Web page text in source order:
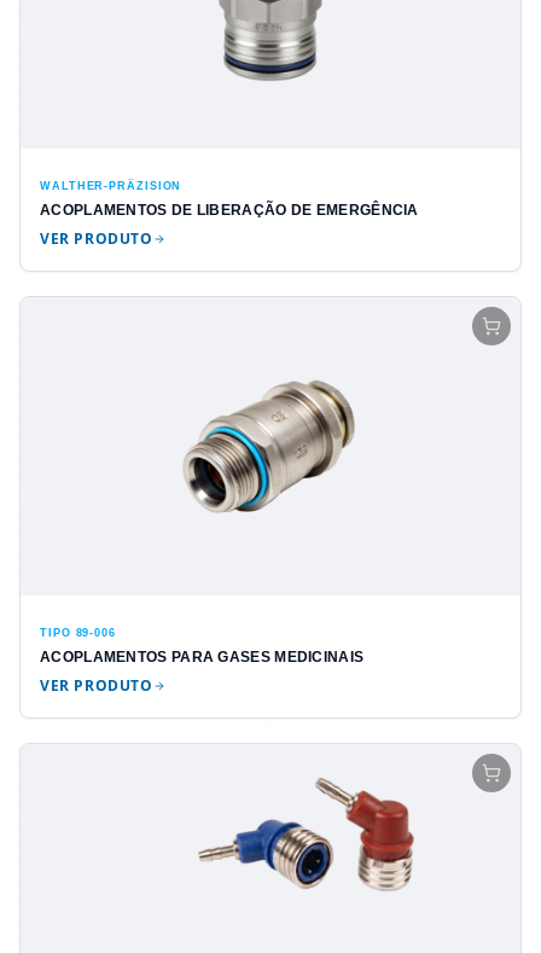
WALTHER-PRÄZISION
ACOPLAMENTOS DE LIBERAÇÃO DE EMERGÊNCIA
VER PRODUTO
TIPO 89-006
ACOPLAMENTOS PARA GASES MEDICINAIS
VER PRODUTO